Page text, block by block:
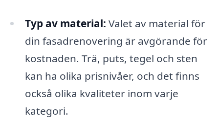
Typ av material: Valet av material för
din fasadrenovering är avgörande för
kostnaden. Trä, puts, tegel och sten
kan ha olika prisnivåer, och det finns
också olika kvaliteter inom varje
kategori.